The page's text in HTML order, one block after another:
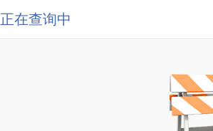
正在查询中